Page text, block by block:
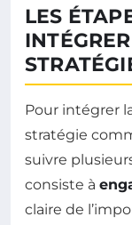
LES
Pour intégrer
stratégie
suivre
consiste à
claire de